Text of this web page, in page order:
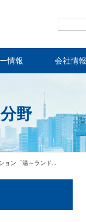
情報 会社情報
野
ョン「湯～ランド...